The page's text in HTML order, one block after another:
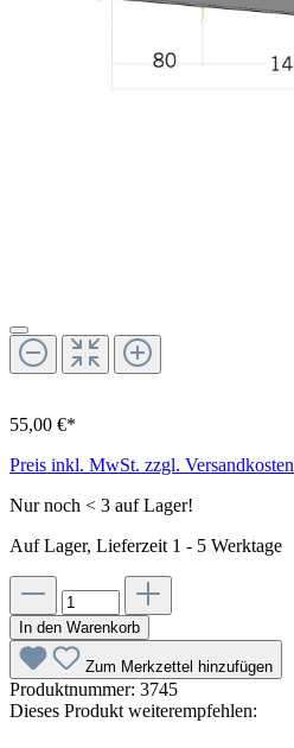
55,00 €*
Preis inkl. MwSt. zzgl. Versandkosten
Nur noch < 3 auf Lager!
Auf Lager, Lieferzeit 1 - 5 Werktage
In den Warenkorb
Zum Merkzettel hinzufügen
Produktnummer: 3745
Dieses Produkt weiterempfehlen: